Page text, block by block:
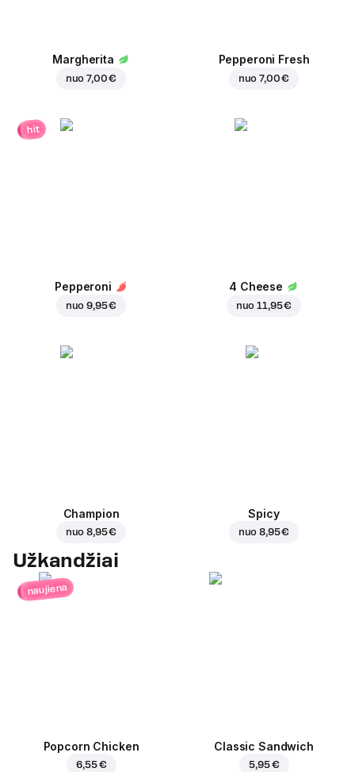
Margherita
nuo7,00 €
Pepperoni Fresh
nuo7,00 €
hit
Pepperoni
nuo9,95 €
4 Cheese
nuo11,95 €
Champion
nuo8,95 €
Spicy
nuo8,95 €
Užkandžiai
naujiena
Popcorn Chicken
6,55 €
Classic Sandwich
5,95 €